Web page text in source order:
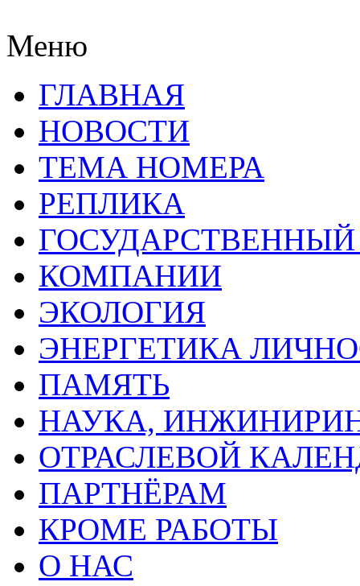
Меню
ГЛАВНАЯ
НОВОСТИ
ТЕМА НОМЕРА
РЕПЛИКА
КОМПАНИИ
ЭКОЛОГИЯ
ЭНЕРГЕТИКА
ПАМЯТЬ
НАУКА,
ОТРАСЛЕВОЙ
ПАРТНЁРАМ
КРОМЕ РАБОТЫ
О НАС